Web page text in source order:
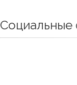
Социальные